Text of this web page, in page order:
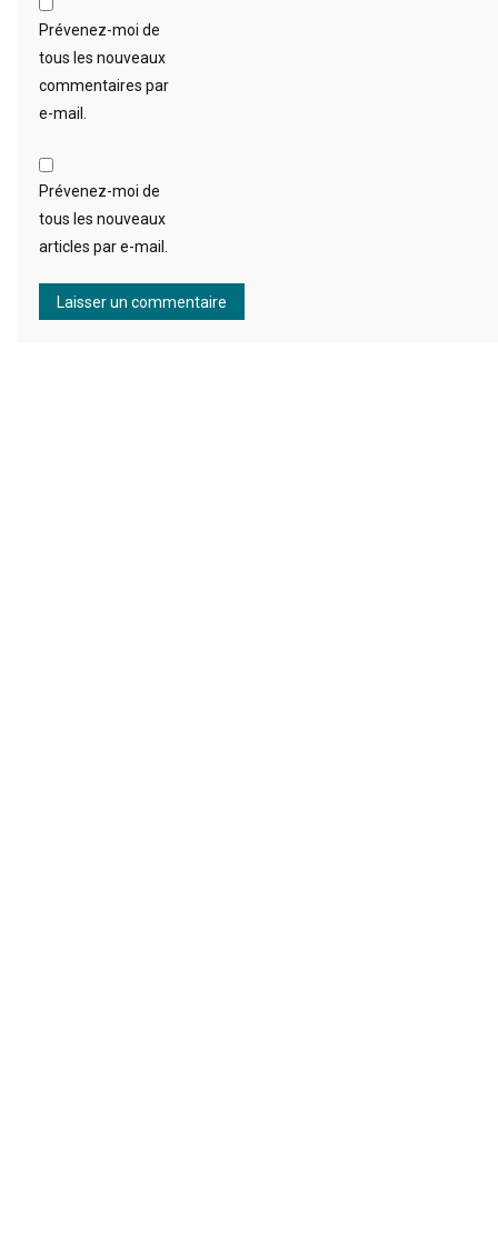
Prévenez-moi de
tous les nouveaux
commentaires par
e-mail.
Prévenez-moi de
tous les nouveaux
articles par e-mail.